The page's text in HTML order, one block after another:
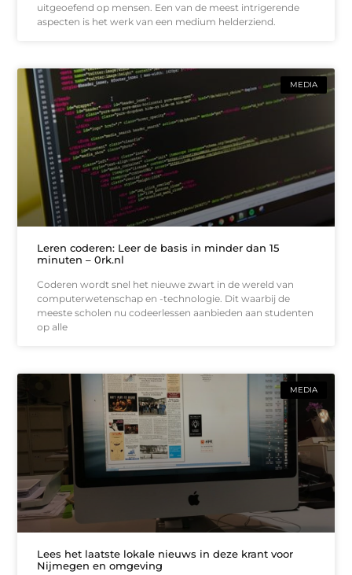
uitgeoefend op mensen. Een van de meest intrigerende
aspecten is het werk van een medium helderziend.
MEDIA
Leren coderen: Leer de basis in minder dan 15
minuten – 0rk.nl
Coderen wordt snel het nieuwe zwart in de wereld van
computerwetenschap en -technologie. Dit waarbij de
meeste scholen nu codeerlessen aanbieden aan studenten
op alle
MEDIA
Lees het laatste lokale nieuws in deze krant voor
Nijmegen en omgeving